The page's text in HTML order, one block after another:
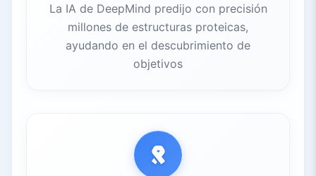
La IA de DeepMind predijo con precisión
millones de estructuras proteicas,
ayudando en el descubrimiento de
objetivos